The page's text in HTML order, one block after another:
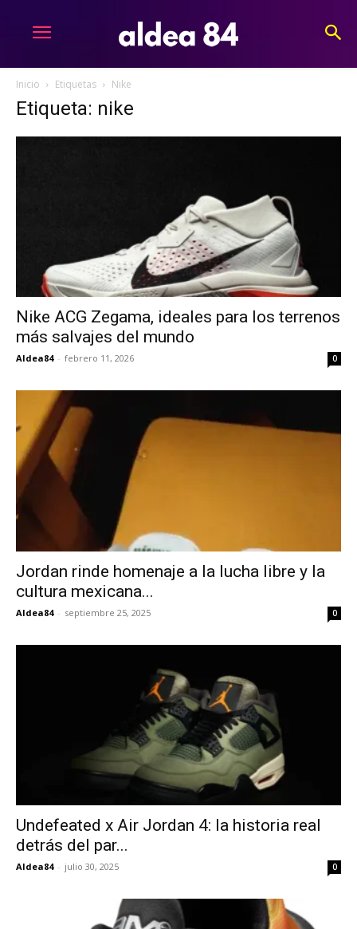
Inicio Etiquetas Nike
Etiqueta: nike
Nike ACG Zegama, ideales para los terrenos
más salvajes del mundo
Aldea84 - febrero 11, 2026 0
Jordan rinde homenaje a la lucha libre y la
cultura mexicana...
Aldea84 - septiembre 25, 2025 0
Undefeated x Air Jordan 4: la historia real
detrás del par...
Aldea84 - julio 30, 2025 0